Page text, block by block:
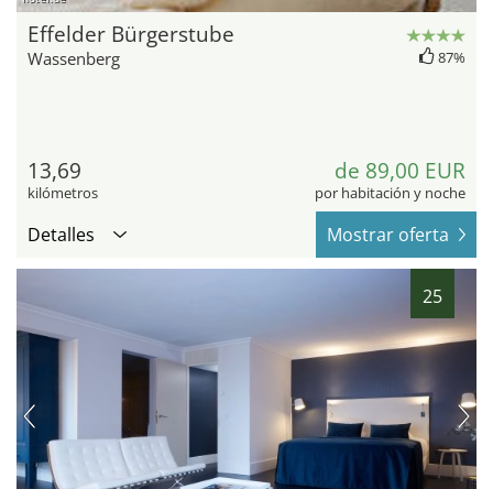
Effelder Bürgerstube
Wassenberg 87%
13,69
kilómetros
de 89,00 EUR
por habitación y noche
Detalles Mostrar oferta
25